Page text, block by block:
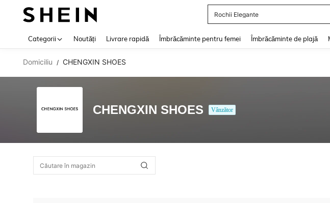
Rochii Elegante
Categorii Noutăți Livrare rapidă Îmbrăcăminte pentru femei Îmbrăcăminte de plajă
Domiciliu / CHENGXIN SHOES
CHENGXIN SHOES Vânzător